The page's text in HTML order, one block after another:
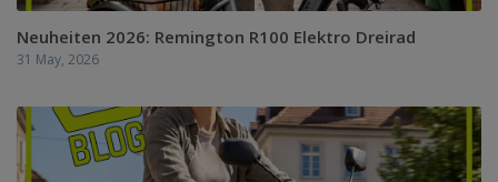
Neuheiten 2026: Remington R100 Elektro Dreirad
31 May, 2026